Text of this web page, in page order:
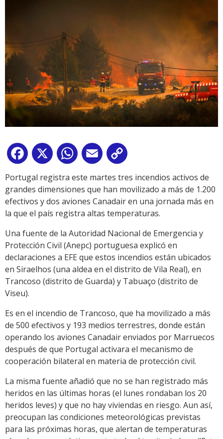
Facebook
X WhatsApp
Email
Link
Portugal registra este martes tres incendios activos de
grandes dimensiones que han movilizado a más de 1.200
efectivos y dos aviones Canadair en una jornada más en
la que el país registra altas temperaturas.
Una fuente de la Autoridad Nacional de Emergencia y
Protección Civil (Anepc) portuguesa explicó en
declaraciones a EFE que estos incendios están ubicados
en Siraelhos (una aldea en el distrito de Vila Real), en
Trancoso (distrito de Guarda) y Tabuaço (distrito de
Viseu).
Es en el incendio de Trancoso, que ha movilizado a más
de 500 efectivos y 193 medios terrestres, donde están
operando los aviones Canadair enviados por Marruecos
después de que Portugal activara el mecanismo de
cooperación bilateral en materia de protección civil.
La misma fuente añadió que no se han registrado más
heridos en las últimas horas (el lunes rondaban los 20
heridos leves) y que no hay viviendas en riesgo. Aun así,
preocupan las condiciones meteorológicas previstas
para las próximas horas, que alertan de temperaturas